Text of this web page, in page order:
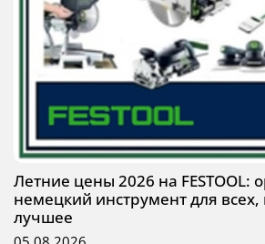
Летние цены 2026 на FESTOOL:
немецкий инструмент для всех,
лучшее